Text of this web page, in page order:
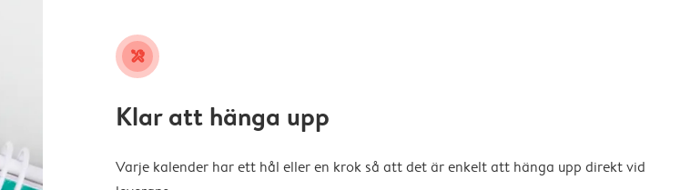
tools
Klar att hänga upp
Varje kalender har ett hål eller en krok så att det är enkelt att hänga upp direkt vid